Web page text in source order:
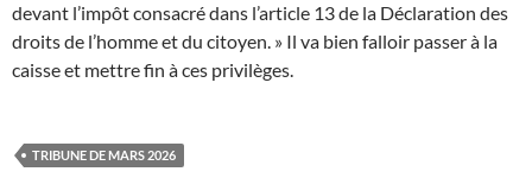
devant l’impôt consacré dans l’article 13 de la Déclaration des
droits de l’homme et du citoyen. » Il va bien falloir passer à la
caisse et mettre fin à ces privilèges.
TRIBUNE DE MARS 2026